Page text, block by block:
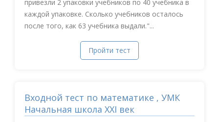
привезли 2 упаковки учебников по 40 учебника в
каждой упаковке. Сколько учебников осталось
после того, как 63 учебника выдали."...
Пройти тест
Входной тест по математике , УМК
Начальная школа XXI век